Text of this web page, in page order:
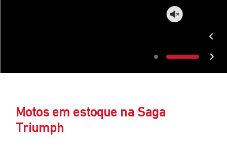
Motos em estoque na Saga
Triumph